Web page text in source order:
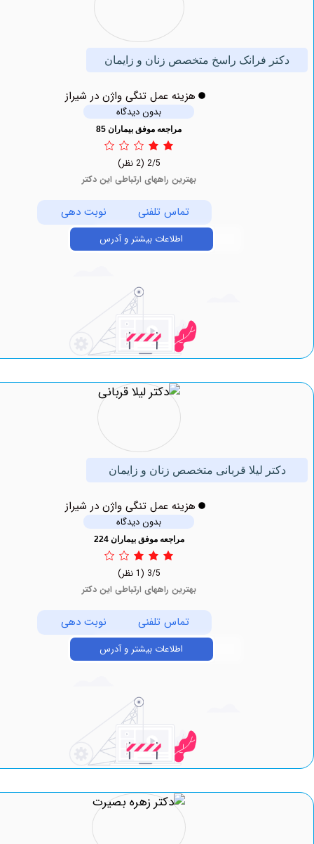
فرانک راسخ متخصص زنان و زایمان
هزینه عمل تنگی واژن در شیراز
بدون دیدگاه
مراجعه موفق بیماران 85
بهترین راههای ارتباطی این دکتر
تماس تلفنی نوبت دهی
اطلاعات بیشتر و آدرس
لیلا قربانی متخصص زنان و زایمان
هزینه عمل تنگی واژن در شیراز
بدون دیدگاه
مراجعه موفق بیماران 224
بهترین راههای ارتباطی این دکتر
تماس تلفنی نوبت دهی
اطلاعات بیشتر و آدرس